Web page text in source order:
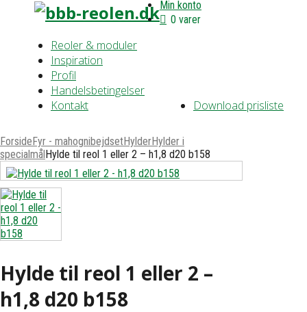
Min konto
0 varer
Reoler & moduler
Inspiration
Profil
Handelsbetingelser
Download prisliste
Kontakt
ForsideFyr - mahognibejdsetHylderHylder i
specialmålHylde til reol 1 eller 2 – h1,8 d20 b158
Hylde til reol 1 eller 2 –
h1,8 d20 b158